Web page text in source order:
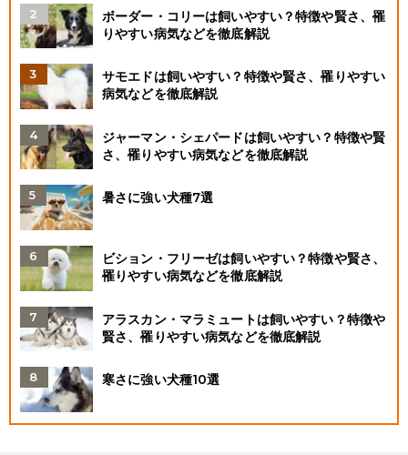
ボーダー・コリーは飼いやすい？特徴や賢さ、罹
りやすい病気などを徹底解説
サモエドは飼いやすい？特徴や賢さ、罹りやすい
病気などを徹底解説
ジャーマン・シェパードは飼いやすい？特徴や賢
さ、罹りやすい病気などを徹底解説
暑さに強い犬種7選
ビション・フリーゼは飼いやすい？特徴や賢さ、
罹りやすい病気などを徹底解説
アラスカン・マラミュートは飼いやすい？特徴や
賢さ、罹りやすい病気などを徹底解説
寒さに強い犬種10選